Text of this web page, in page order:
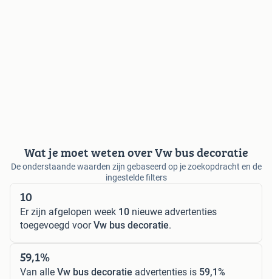
Wat je moet weten over Vw bus decoratie
De onderstaande waarden zijn gebaseerd op je zoekopdracht en de
ingestelde filters
10
Er zijn afgelopen week 10 nieuwe advertenties
toegevoegd voorVw bus decoratie.
59,1%
Van alle Vw bus decoratie advertenties is 59,1%